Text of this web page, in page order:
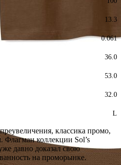
13.3
0.061
36.0
53.0
32.0
L
классика промо,
Флагман коллекции Sol’s
давно доказал свою
на проморынке.